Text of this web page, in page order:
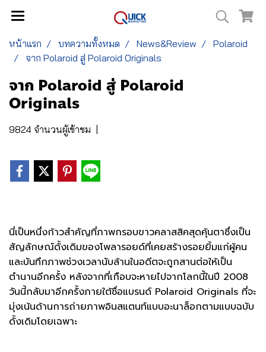
หน้าแรก บทความทั้งหมด News&Review
Polaroid
จาก Polaroid สู่ Polaroid Originals
จาก Polaroid สู่ Polaroid
Originals
9824 จำนวนผู้เข้าชม
นี่เป็นหนึ่งก้าวสำคัญที่ภาพกรอบขาวคลาสสิคสุดคุ้นตาซึ่งเป็น
สัญลักษณ์ดั้งเดิมของโพลารอยด์ที่เคยสร้างรอยยิ้มแก่ผู้คน
และบันทึกภาพช่วงเวลานับล้านในอดีตจะถูกสานต่อให้เป็น
ตำนานอีกครั้ง หลังจากที่เกือบจะหายไปจากโลกนี้ในปี 2008
วันนี้กลับมาอีกครั้งภายใต้ชื่อแบรนด์ Polaroid Originals ที่จะ
มุ่งเน้นด้านการถ่ายภาพอินสแตนท์แบบอะนาล็อกตามแบบฉบับ
ดั้งเดิมโดยเฉพาะ